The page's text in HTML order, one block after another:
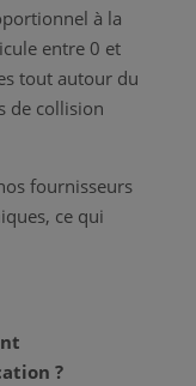
à la
entre 0 et
tout autour du
de collision
fournisseurs
ce qui
?